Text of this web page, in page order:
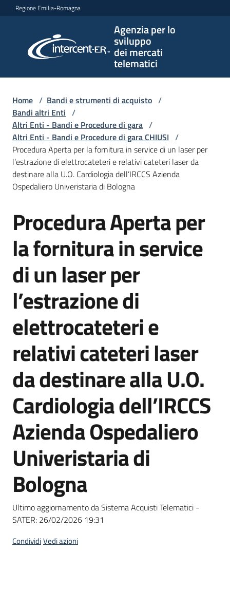
Vai al contenuto
Vai alla navigazione
Vai al footer
Regione Emilia-Romagna
Agenzia per lo
sviluppo
dei mercati
telematici
per lo
sviluppo
telematici
L'Agenzia
Bandi
strumenti
di
Supporto
Piattaforme
telematiche
English
site
Seguici
su
Home / Bandi e strumenti di acquisto /
Bandi altri Enti /
Altri Enti - Bandi e Procedure di gara /
Altri Enti - Bandi e Procedure di gara CHIUSI /
Procedura Aperta per la fornitura in service di un laser per
l’estrazione di elettrocateteri e relativi cateteri laser da
destinare alla U.O. Cardiologia dell’IRCCS Azienda
Ospedaliero Univeristaria di Bologna
Salta al contenuto
Procedura Aperta per
la fornitura in service
di un laser per
l’estrazione di
elettrocateteri e
relativi cateteri laser
da destinare alla U.O.
Cardiologia dell’IRCCS
Azienda Ospedaliero
Univeristaria di
Bologna
Ultimo aggiornamento da Sistema Acquisti Telematici -
SATER: 26/02/2026 19:31
CondividiVedi azioni